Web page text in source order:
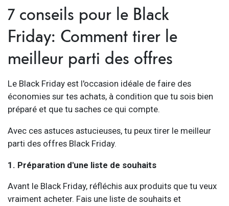
7 conseils pour le Black
Friday: Comment tirer le
meilleur parti des offres
Le Black Friday est l'occasion idéale de faire des
économies sur tes achats, à condition que tu sois bien
préparé et que tu saches ce qui compte.
Avec ces astuces astucieuses, tu peux tirer le meilleur
parti des offres Black Friday.
1. Préparation d'une liste de souhaits
Avant le Black Friday, réfléchis aux produits que tu veux
vraiment acheter. Fais une liste de souhaits et